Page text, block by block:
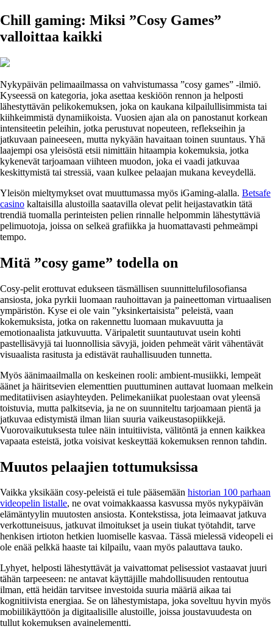
Chill gaming: Miksi ”Cosy Games”
valloittaa kaikki
Nykypäivän pelimaailmassa on vahvistumassa ”cosy games” -ilmiö.
Kyseessä on kategoria, joka asettaa keskiöön rennon ja helposti
lähestyttävän pelikokemuksen, joka on kaukana kilpailullisimmista tai
kiihkeimmistä dynamiikoista. Vuosien ajan ala on panostanut korkean
intensiteetin peleihin, jotka perustuvat nopeuteen, reflekseihin ja
jatkuvaan paineeseen, mutta nykyään havaitaan toinen suuntaus. Yhä
laajempi osa yleisöstä etsii nimittäin hitaampia kokemuksia, jotka
kykenevät tarjoamaan viihteen muodon, joka ei vaadi jatkuvaa
keskittymistä tai stressiä, vaan kulkee pelaajan mukana keveydellä.
Yleisön mieltymykset ovat muuttumassa myös iGaming-alalla. Betsafe
casino kaltaisilla alustoilla saatavilla olevat pelit heijastavatkin tätä
trendiä tuomalla perinteisten pelien rinnalle helpommin lähestyttäviä
pelimuotoja, joissa on selkeä grafiikka ja huomattavasti pehmeämpi
tempo.
Mitä ”cosy game” todella on
Cosy-pelit erottuvat edukseen täsmällisen suunnittelufilosofiansa
ansiosta, joka pyrkii luomaan rauhoittavan ja paineettoman virtuaalisen
ympäristön. Kyse ei ole vain ”yksinkertaisista” peleistä, vaan
kokemuksista, jotka on rakennettu luomaan mukavuutta ja
emotionaalista jatkuvuutta. Väripaletit suuntautuvat usein kohti
pastellisävyjä tai luonnollisia sävyjä, joiden pehmeät värit vähentävät
visuaalista rasitusta ja edistävät rauhallisuuden tunnetta.
Myös äänimaailmalla on keskeinen rooli: ambient-musiikki, lempeät
äänet ja häiritsevien elementtien puuttuminen auttavat luomaan melkein
meditatiivisen asiayhteyden. Pelimekaniikat puolestaan ovat yleensä
toistuvia, mutta palkitsevia, ja ne on suunniteltu tarjoamaan pientä ja
jatkuvaa edistymistä ilman liian suuria vaikeustasopiikkejä.
Vuorovaikutuksesta tulee näin intuitiivista, välitöntä ja ennen kaikkea
vapaata esteistä, jotka voisivat keskeyttää kokemuksen rennon tahdin.
Muutos pelaajien tottumuksissa
Vaikka yksikään cosy-peleistä ei tule pääsemään historian 100 parhaan
videopelin listalle, ne ovat voimakkaassa kasvussa myös nykypäivän
elämäntyylin muutosten ansiosta. Kontekstissa, jota leimaavat jatkuva
verkottuneisuus, jatkuvat ilmoitukset ja usein tiukat työtahdit, tarve
henkisen irtioton hetkien luomiselle kasvaa. Tässä mielessä videopeli ei
ole enää pelkkä haaste tai kilpailu, vaan myös palauttava tauko.
Lyhyet, helposti lähestyttävät ja vaivattomat pelisessiot vastaavat juuri
tähän tarpeeseen: ne antavat käyttäjille mahdollisuuden rentoutua
ilman, että heidän tarvitsee investoida suuria määriä aikaa tai
kognitiivista energiaa. Se on lähestymistapa, joka soveltuu hyvin myös
mobiilikäyttöön ja digitaalisille alustoille, joissa joustavuudesta on
tullut kokemuksen avainelementti.